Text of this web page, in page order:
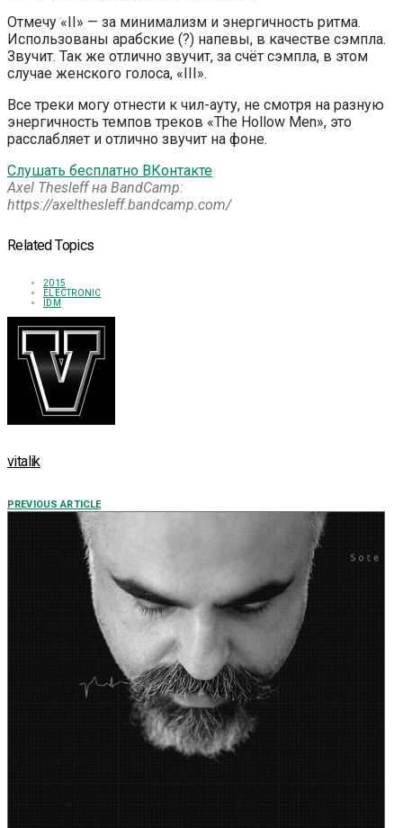
Отмечу «II» — за минимализм и энергичность ритма.
Использованы арабские (?) напевы, в качестве сэмпла.
Звучит. Так же отлично звучит, за счёт сэмпла, в этом
случае женского голоса, «III».
Все треки могу отнести к чил-ауту, не смотря на разную
энергичность темпов треков «The Hollow Men», это
расслабляет и отлично звучит на фоне.
Слушать бесплатно ВКонтакте
Axel Thesleff на BandCamp:
https://axelthesleff.bandcamp.com/
Related Topics
2015
ELECTRONIC
IDM
vitalik
PREVIOUS ARTICLE